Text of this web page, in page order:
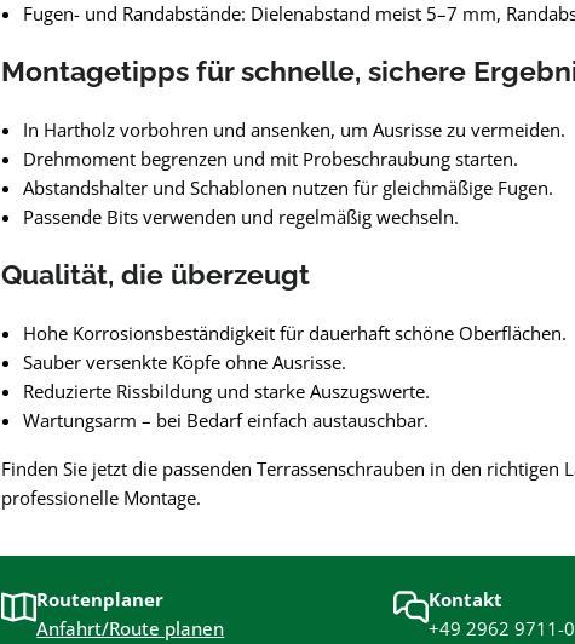
Fugen- und Randabstände: Dielenabstand meist 5–7 mm,
Montagetipps für schnelle, sichere
In Hartholz vorbohren und ansenken, um Ausrisse zu vermeiden.
Drehmoment begrenzen und mit Probeschraubung starten.
Abstandshalter und Schablonen nutzen für gleichmäßige Fugen.
Passende Bits verwenden und regelmäßig wechseln.
Qualität, die überzeugt
Hohe Korrosionsbeständigkeit für dauerhaft schöne Oberflächen.
Sauber versenkte Köpfe ohne Ausrisse.
Reduzierte Rissbildung und starke Auszugswerte.
Wartungsarm – bei Bedarf einfach austauschbar.
Finden Sie jetzt die passenden Terrassenschrauben in den
professionelle Montage.
Routenplaner
Anfahrt/Route planen
Kontakt
+49 2962 9711-0